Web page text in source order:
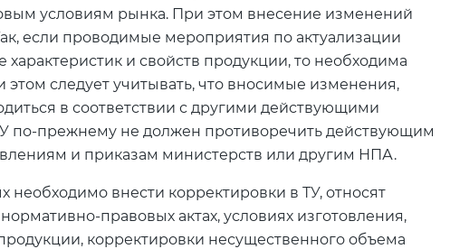
условиям рынка. При этом внесение изменений
если проводимые мероприятия по актуализации
и свойств продукции, то необходима
этом следует учитывать, что вносимые изменения,
в соответствии с другими действующими
по-прежнему не должен противоречить действующим
и приказам министерств или другим НПА.
необходимо внести корректировки в ТУ, относят
правовых актах, условиях изготовления,
корректировки несущественного объема